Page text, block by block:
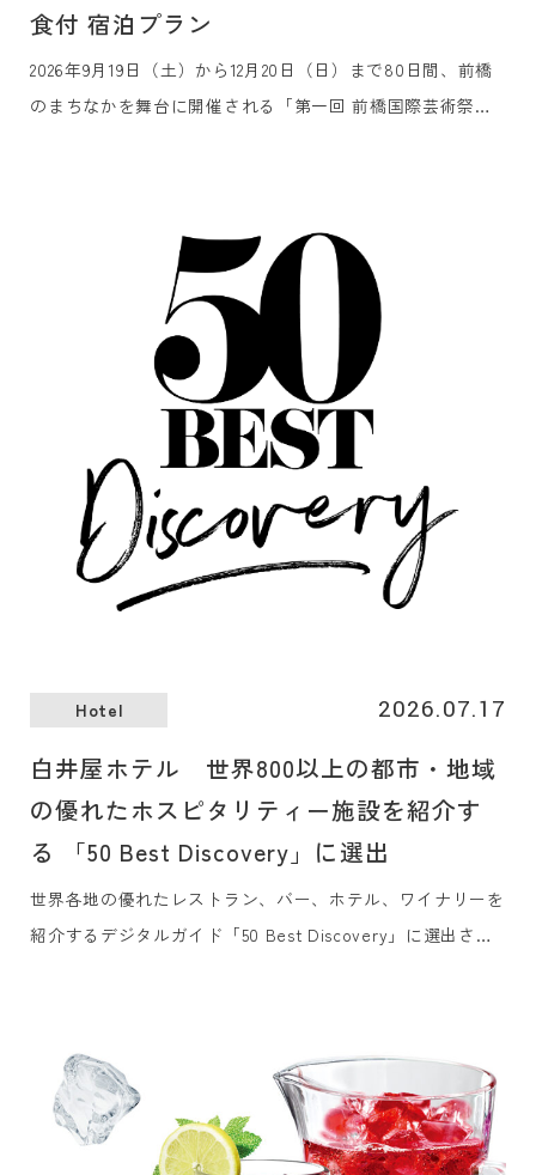
食付 宿泊プラン
2026年9月19日（土）から12月20日（日）まで80日間、前橋
のまちなかを舞台に開催される「第一回 前橋国際芸術祭
ンの販売を7月21日（火）より開始いたします。
Hotel 2026.07.17
白井屋ホテル 世界800以上の都市・地域
の優れたホスピタリティー施設を紹介す
る 「50 Best Discovery」に選出
世界各地の優れたレストラン、バー、ホテル、ワイナリーを
紹介するデジタルガイド「50 Best Discovery」に選出され